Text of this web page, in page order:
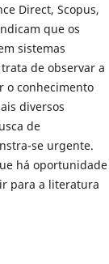
Direct, Scopus,
que os
sistemas
de observar a
o conhecimento
diversos
de
se urgente.
há oportunidade
para a literatura